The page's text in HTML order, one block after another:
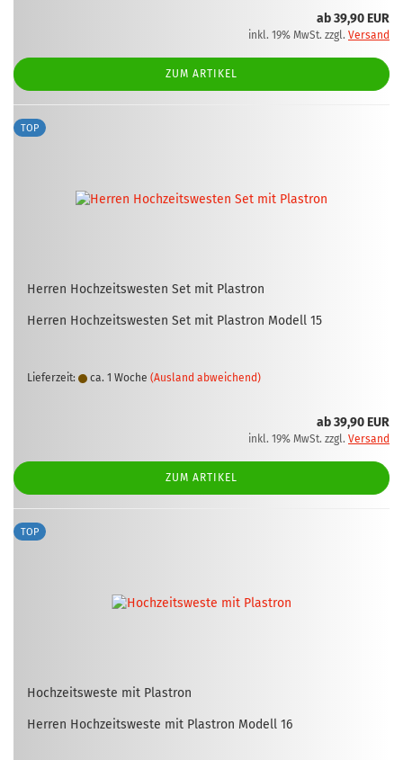
ab 39,90 EUR
inkl. 19% MwSt. zzgl. Versand
ZUM ARTIKEL
TOP
Her­ren Hoch­zeits­wes­ten Set mit Plas­tron
Her­ren Hoch­zeits­wes­ten Set mit Plas­tron Mo­dell 15
Lieferzeit: ca. 1 Woche (Ausland abweichend)
ab 39,90 EUR
inkl. 19% MwSt. zzgl. Versand
ZUM ARTIKEL
TOP
Hoch­zeits­wes­te mit Plas­tron
Her­ren Hoch­zeits­wes­te mit Plas­tron Mo­dell 16